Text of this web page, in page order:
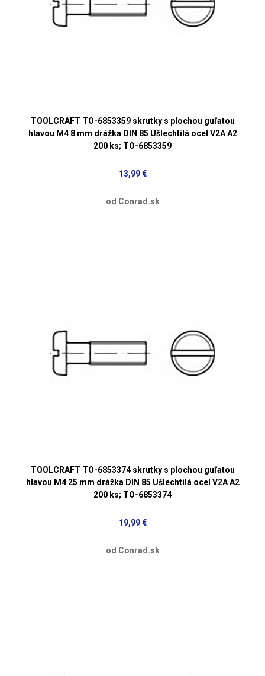
TOOLCRAFT TO-6853359 skrutky s plochou guľatou
hlavou M4 8 mm drážka DIN 85 Ušlechtilá ocel V2A A2
200 ks; TO-6853359
13,99 €
od Conrad.sk
TOOLCRAFT TO-6853374 skrutky s plochou guľatou
hlavou M4 25 mm drážka DIN 85 Ušlechtilá ocel V2A A2
200 ks; TO-6853374
19,99 €
od Conrad.sk